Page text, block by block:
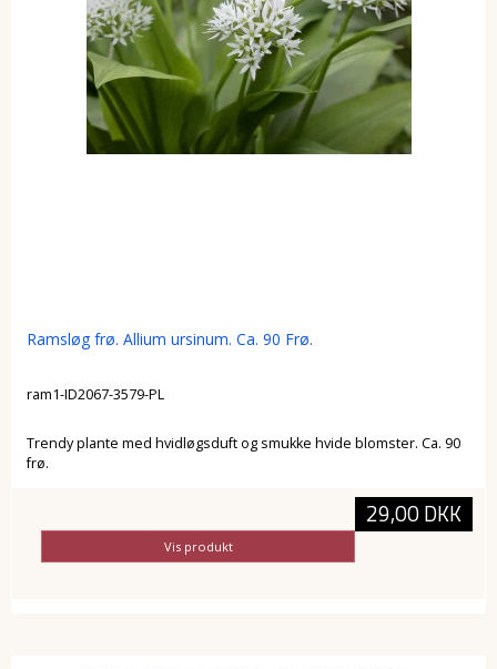
Ramsløg frø. Allium ursinum. Ca. 90 Frø.
ram1-ID2067-3579-PL
Trendy plante med hvidløgsduft og smukke hvide blomster. Ca. 90
frø.
29,00 DKK
Vis produkt